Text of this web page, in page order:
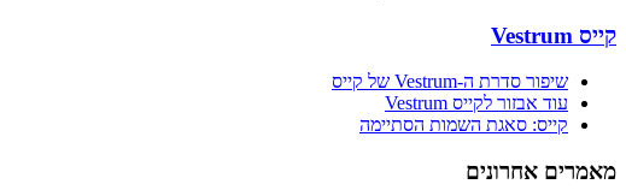
קייס Vestrum
שיפור סדרת ה-Vestrum של קייס
עוד אבזור לקייס Vestrum
קייס: סאגת השמות הסתיימה
מאמרים אחרונים